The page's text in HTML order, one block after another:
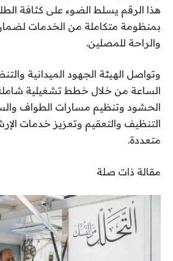
هذا الرقم يسلط الضوء على كثافة
بمنظومة متكاملة من الخدمات
والراحة للمصلين.
وتواصل الهيئة الجهود الميدانية
الساعة من خلال خطط تشغيلية
الحشود وتنظيم مسارات الطواف
التنظيف والتعقيم وتعزيز خدمات
متعددة.
مقالة ذات صلة